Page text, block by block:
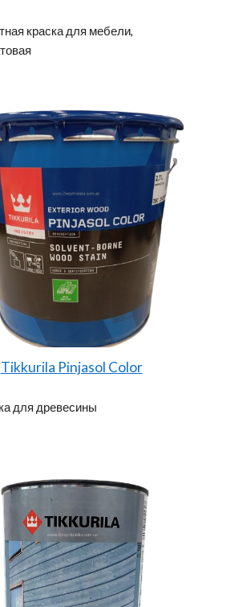
краска для мебели,
Tikkurila Pinjasol Color
для древесины